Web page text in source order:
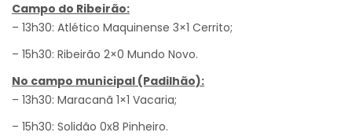
Campo do Ribeirão:
– 13h30: Atlético Maquinense 3×1 Cerrito;
– 15h30: Ribeirão 2×0 Mundo Novo.
No campo municipal (Padilhão):
– 13h30: Maracanã 1×1 Vacaria;
– 15h30: Solidão 0x8 Pinheiro.